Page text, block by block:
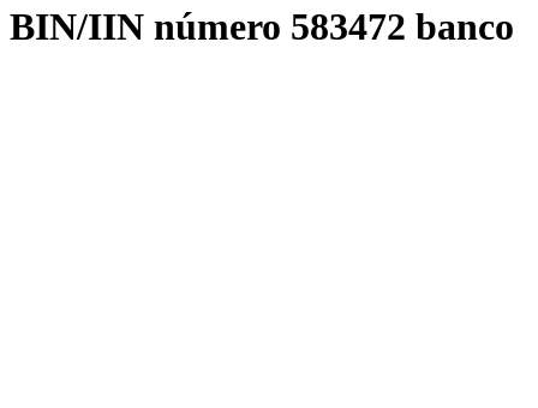
BIN/IIN número 583472 banco